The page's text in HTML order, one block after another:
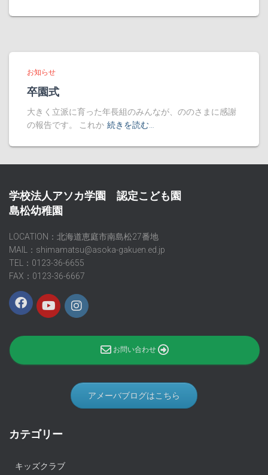
お知らせ
卒園式
大きく立派に育った年長組のみんなが、ののさまに感謝
の報告です。 これか 続きを読む…
学校法人アソカ学園 認定こども園
島松幼稚園
LOCATION：北海道恵庭市南島松27番地
MAIL：shimamatsu@asoka-gakuen.ed.jp
TEL：0123-36-6655
FAX：0123-36-6667
お問い合わせ
アメーバブログはこちら
カテゴリー
キッズクラブ